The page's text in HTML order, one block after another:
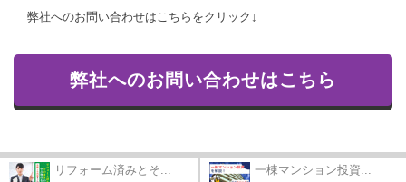
弊社へのお問い合わせはこちらをクリック↓
弊社へのお問い合わせはこちら
リフォーム済みとそ... 一棟マンション投資...